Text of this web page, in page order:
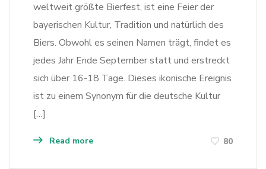
weltweit größte Bierfest, ist eine Feier der
bayerischen Kultur, Tradition und natürlich des
Biers. Obwohl es seinen Namen trägt, findet es
jedes Jahr Ende September statt und erstreckt
sich über 16-18 Tage. Dieses ikonische Ereignis
ist zu einem Synonym für die deutsche Kultur
[…]
Read more 80